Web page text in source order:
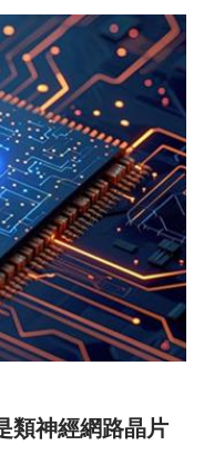
類神經網路晶片